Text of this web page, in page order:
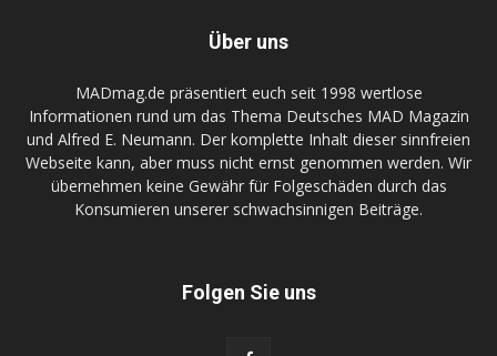
Über uns
MADmag.de präsentiert euch seit 1998 wertlose
Informationen rund um das Thema Deutsches MAD Magazin
und Alfred E. Neumann. Der komplette Inhalt dieser sinnfreien
Webseite kann, aber muss nicht ernst genommen werden. Wir
übernehmen keine Gewähr für Folgeschäden durch das
Konsumieren unserer schwachsinnigen Beiträge.
Folgen Sie uns